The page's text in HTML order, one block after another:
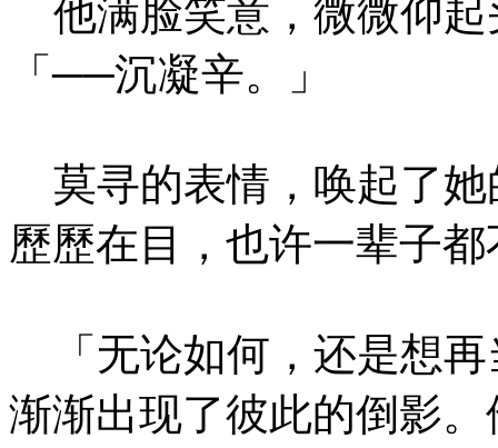
他满脸笑意，微微仰起
「──沉凝辛。」
莫寻的表情，唤起了她
歷歷在目，也许一辈子
「无论如何，还是想再
渐渐出现了彼此的倒影